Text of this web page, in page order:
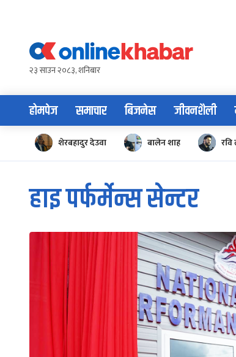
content२३ साउन २०८३, शनिबार
होमपेज समाचार बिजनेस जीवनशैली
शेरबहादुर देउवा बालेन शाह रवि
हाइ पर्फर्मेन्स सेन्टर